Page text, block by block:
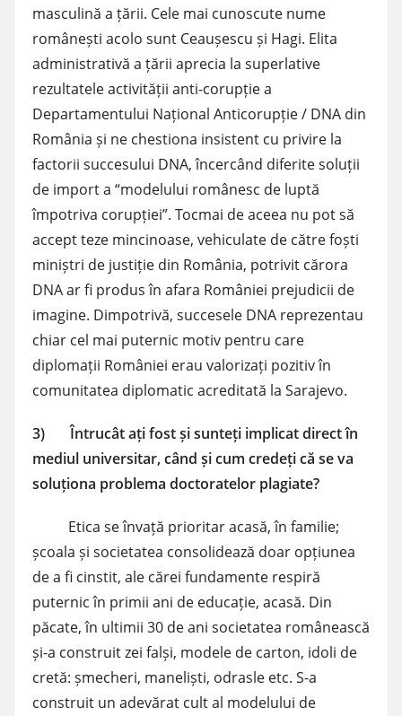
masculină a țării. Cele mai cunoscute nume
românești acolo sunt Ceaușescu și Hagi. Elita
administrativă a țării aprecia la superlative
rezultatele activității anti-corupție a
Departamentului Național Anticorupție / DNA din
România și ne chestiona insistent cu privire la
factorii succesului DNA, încercând diferite soluții
de import a “modelului românesc de luptă
împotriva corupției”. Tocmai de aceea nu pot să
accept teze mincinoase, vehiculate de către foști
miniștri de justiție din România, potrivit cărora
DNA ar fi produs în afara României prejudicii de
imagine. Dimpotrivă, succesele DNA reprezentau
chiar cel mai puternic motiv pentru care
diplomații României erau valorizați pozitiv în
comunitatea diplomatic acreditată la Sarajevo.
3) Întrucât ați fost și sunteți implicat direct în
mediul universitar, când și cum credeți că se va
soluționa problema doctoratelor plagiate?
Etica se învață prioritar acasă, în familie;
școala și societatea consolidează doar opțiunea
de a fi cinstit, ale cărei fundamente respiră
puternic în primii ani de educație, acasă. Din
păcate, în ultimii 30 de ani societatea românească
și-a construit zei falși, modele de carton, idoli de
cretă: șmecheri, maneliști, odrasle etc. S-a
construit un adevărat cult al modelului de